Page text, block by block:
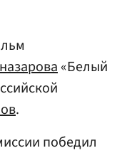
«Белый
.
победил